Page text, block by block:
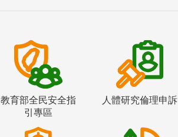
教育部全民安全指
引專區
人體研究倫理申訴